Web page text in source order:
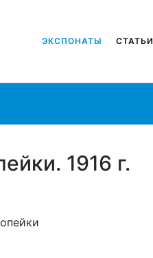
ЭКСПОНАТЫ СТАТЬИ
1916 г.